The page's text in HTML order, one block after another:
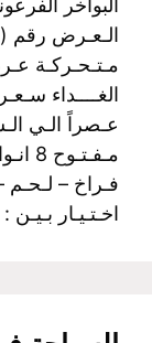
البواخر
مـتـحـركـة
فـراخ – لـحـم
اخـتـيـار